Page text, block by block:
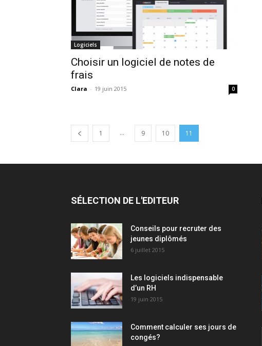
Logiciels
Choisir un logiciel de notes de
frais
Clara - 19 juin 2015 0
1 ... 9 10 11
SÉLECTION DE L'EDITEUR
Conseils pour recruter des
jeunes diplômés
6 juillet 2015
Les logiciels indispensable
d’un RH​
19 juin 2015
Comment calculer ses jours de
congés?